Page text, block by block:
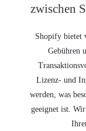
zwischen
Shopify bietet
Gebühren
Lizenz- und
werden, was
geeignet ist.